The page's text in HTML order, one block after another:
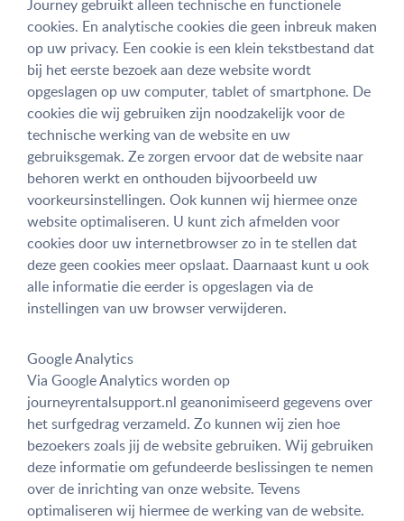
Journey gebruikt alleen technische en functionele
cookies. En analytische cookies die geen inbreuk maken
op uw privacy. Een cookie is een klein tekstbestand dat
bij het eerste bezoek aan deze website wordt
opgeslagen op uw computer, tablet of smartphone. De
cookies die wij gebruiken zijn noodzakelijk voor de
technische werking van de website en uw
gebruiksgemak. Ze zorgen ervoor dat de website naar
behoren werkt en onthouden bijvoorbeeld uw
voorkeursinstellingen. Ook kunnen wij hiermee onze
website optimaliseren. U kunt zich afmelden voor
cookies door uw internetbrowser zo in te stellen dat
deze geen cookies meer opslaat. Daarnaast kunt u ook
alle informatie die eerder is opgeslagen via de
instellingen van uw browser verwijderen.
Google Analytics
Via Google Analytics worden op
journeyrentalsupport.nl geanonimiseerd gegevens over
het surfgedrag verzameld. Zo kunnen wij zien hoe
bezoekers zoals jij de website gebruiken. Wij gebruiken
deze informatie om gefundeerde beslissingen te nemen
over de inrichting van onze website. Tevens
optimaliseren wij hiermee de werking van de website.